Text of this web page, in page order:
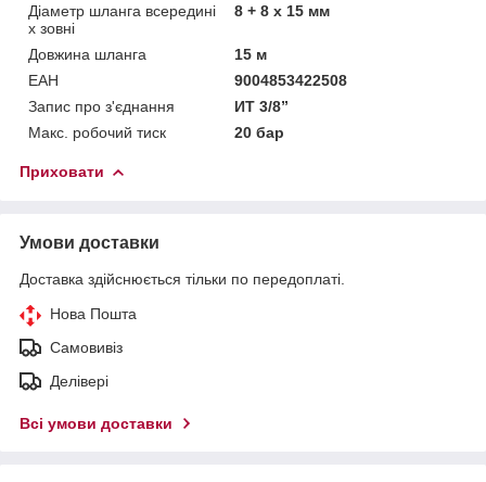
Діаметр шланга всередині
x зовні
8 + 8 х 15 мм
Довжина шланга
15 м
ЕАН
9004853422508
Запис про з'єднання
ИТ 3/8”
Макс. робочий тиск
20 бар
Приховати
Умови доставки
Доставка здійснюється тільки по передоплаті.
Нова Пошта
Самовивіз
Делівері
Всі умови доставки